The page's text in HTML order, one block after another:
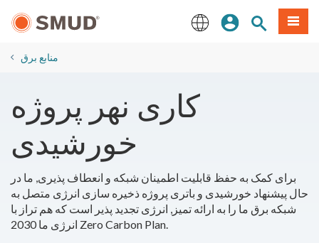
اصلی
ورودسایتمنو
​منابع برق
کاری نهر پروژه
خورشیدی
برای کمک به حفظ قابلیت اطمینان شبکه و انعطاف پذیری, ما در
حال پیشنهاد خورشیدی و باتری پروژه ذخیره سازی انرژی متصل به
شبکه برق ما را به ارائه تمیز, انرژی تجدید پذیر است که هم تراز با
انرژی ما 2030 Zero Carbon Plan.